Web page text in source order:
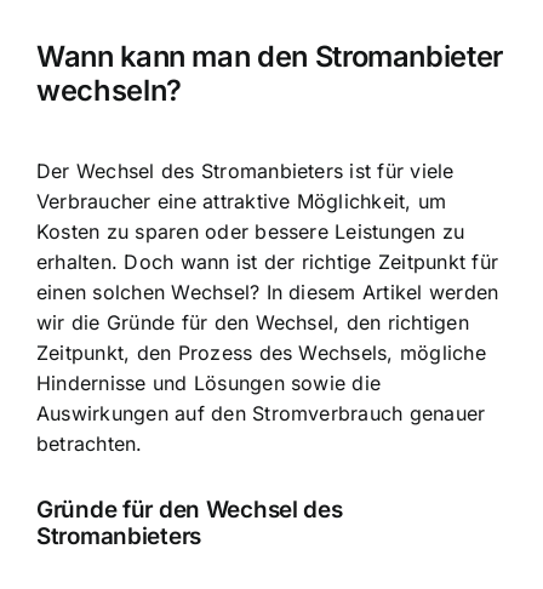
Wann kann man den Stromanbieter
wechseln?
Der Wechsel des Stromanbieters ist für viele
Verbraucher eine attraktive Möglichkeit, um
Kosten zu sparenoder bessere Leistungen zu
erhalten. Doch wann ist der richtige Zeitpunkt für
einen solchen Wechsel? In diesem Artikel werden
wir die Gründe für den Wechsel, den richtigen
Zeitpunkt, den Prozess des Wechsels, mögliche
Hindernisse und Lösungen sowie die
Auswirkungen auf den Stromverbrauch genauer
betrachten.
Gründe für den Wechsel des
Stromanbieters